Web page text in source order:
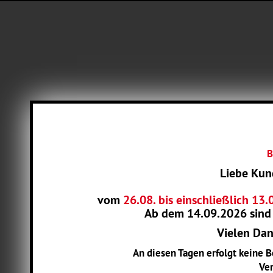
Liebe
vom 26.08. bis einschließlich
Ab dem 14.09.2026
Vielen
An diesen Tagen erfolgt keine